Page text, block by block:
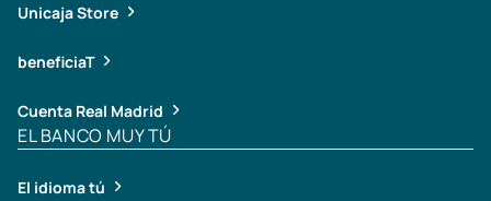
Unicaja Store
beneficiaT
Cuenta Real Madrid
EL BANCO MUY TÚ
El idioma tú